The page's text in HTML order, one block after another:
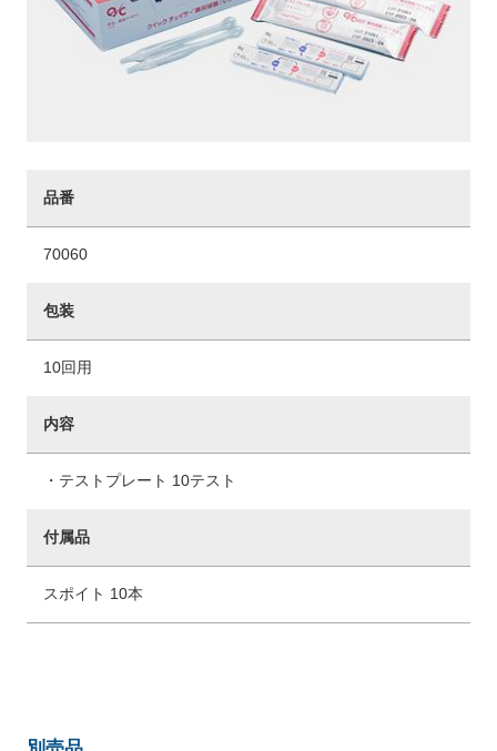
品番
70060
包装
10回用
内容
・テストプレート 10テスト
付属品
スポイト 10本